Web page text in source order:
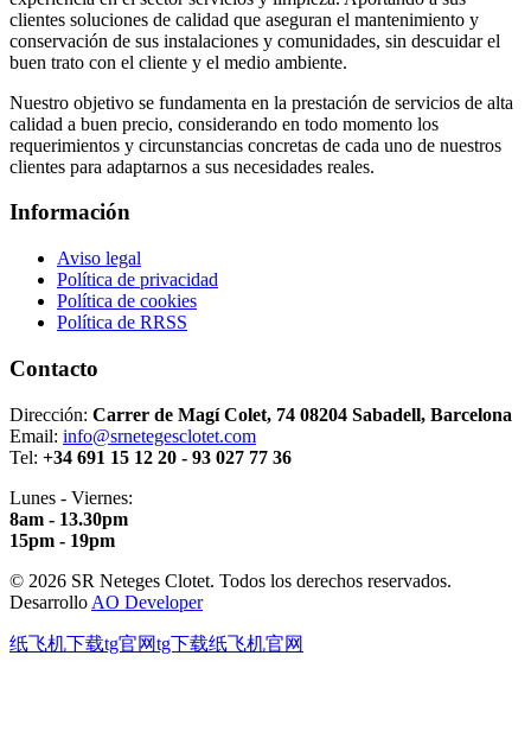
clientes soluciones de calidad que aseguran el mantenimiento y
conservación de sus instalaciones y comunidades, sin descuidar el
buen trato con el cliente y el medio ambiente.
Nuestro objetivo se fundamenta en la prestación de servicios de alta
calidad a buen precio, considerando en todo momento los
requerimientos y circunstancias concretas de cada uno de nuestros
clientes para adaptarnos a sus necesidades reales.
Información
Aviso legal
Política de privacidad
Política de cookies
Política de RRSS
Contacto
Dirección: Carrer de Magí Colet, 74 08204 Sabadell, Barcelona
Email: info@srnetegesclotet.com
Tel: +34 691 15 12 20 - 93 027 77 36
Lunes - Viernes:
8am - 13.30pm
15pm - 19pm
© 2026 SR Neteges Clotet. Todos los derechos reservados.
Desarrollo AO Developer
纸飞机下载tg官网tg下载纸飞机官网